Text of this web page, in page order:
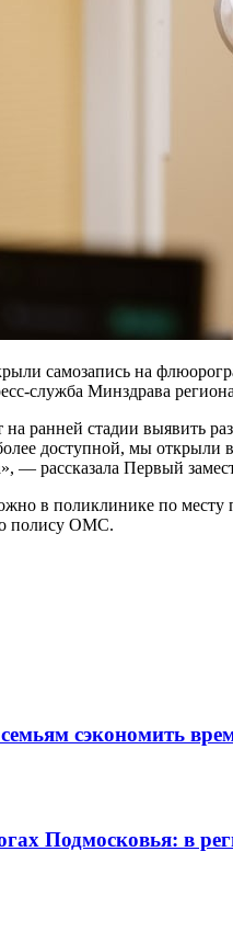
самозапись на
служба Минздрава
на ранней стадии выявить
доступной, мы
— рассказала Первый
в поликлинике по месту
полису ОМС.
сэкономить
Подмосковья: в